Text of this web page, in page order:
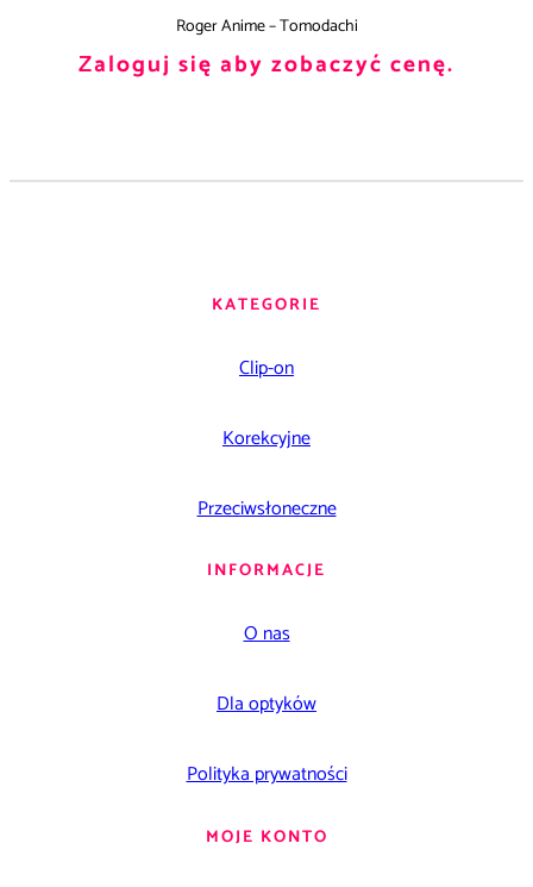
Roger Anime – Tomodachi
Zaloguj się aby zobaczyć cenę.
KATEGORIE
Clip-on
Korekcyjne
Przeciwsłoneczne
INFORMACJE
O nas
Dla optyków
Polityka prywatności
MOJE KONTO